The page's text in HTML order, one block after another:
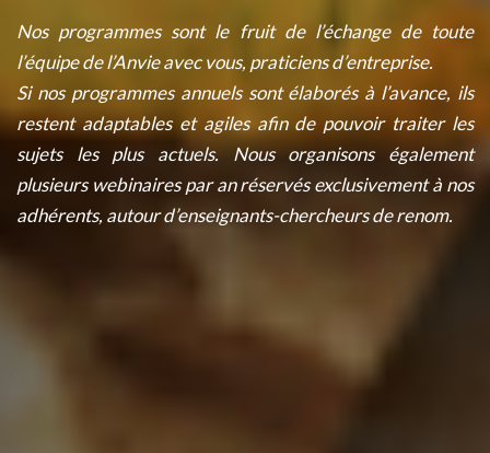
Nos programmes sont le fruit de l’échange de toute
l’équipe de l’Anvie avec vous, praticiens d’entreprise.
Si nos programmes annuels sont élaborés à l’avance, ils
restent adaptables et agiles afin de pouvoir traiter les
sujets les plus actuels. Nous organisons également
plusieurs webinaires par an réservés exclusivement à nos
adhérents, autour d’enseignants-chercheurs de renom.